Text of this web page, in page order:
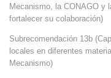
Mecanismo, la CONAGO y
fortalecer su colaboración)
Subrecomendación 13b
locales en diferentes
Mecanismo)